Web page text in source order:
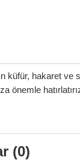
küfür, hakaret ve
önemle
(0)